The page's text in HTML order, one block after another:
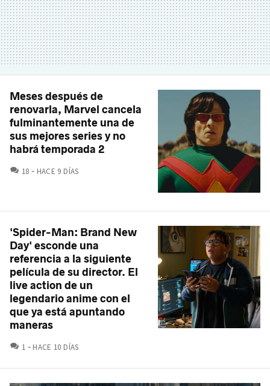
Meses después de
renovarla, Marvel cancela
fulminantemente una de
sus mejores series y no
habrá temporada 2
18 COMENTARIOS
HACE 9 DÍAS
'Spider-Man: Brand New
Day' esconde una
referencia a la siguiente
película de su director. El
live action de un
legendario anime con el
que ya está apuntando
maneras
1 COMENTARIOS
HACE 10 DÍAS